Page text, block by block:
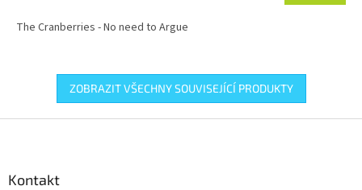
The Cranberries - No need to Argue
ZOBRAZIT VŠECHNY SOUVISEJÍCÍ PRODUKTY
Kontakt